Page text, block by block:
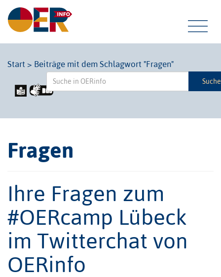
Start > Beiträge mit dem Schlagwort "Fragen"
Fragen
Ihre Fragen zum
#OERcamp Lübeck
im Twitterchat von
OERinfo